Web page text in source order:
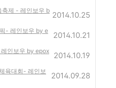
제 - 레인보우 b 2014.10.25
- 레인보우 by e
2014.10.21
인보우 by epox
2014.10.19
육대회- 레인보
2014.09.28